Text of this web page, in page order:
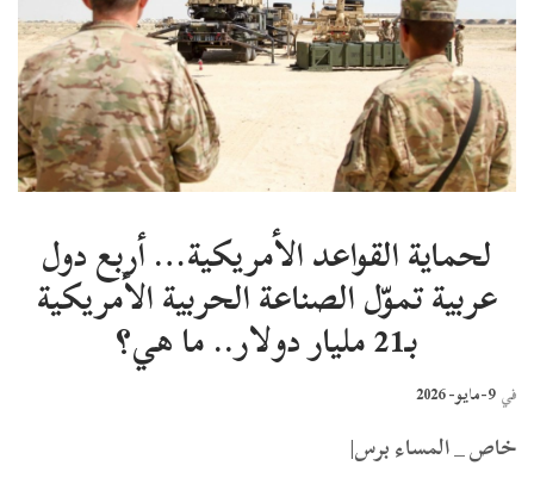
لحماية القواعد الأمريكية… أربع دول
عربية تموّل الصناعة الحربية الأمريكية
بـ21 مليار دولار.. ما هي؟
في 9-مايو- 2026
خاص _ المساء برس|